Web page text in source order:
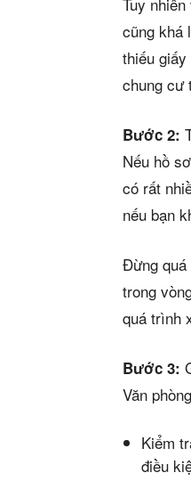
cũng khá
thiếu
chung cư
Bước 2:
Nếu hồ
có rất
nếu bạn
Đừng quá
trong
quá trình
Bước 3:
Văn
Kiểm
điều